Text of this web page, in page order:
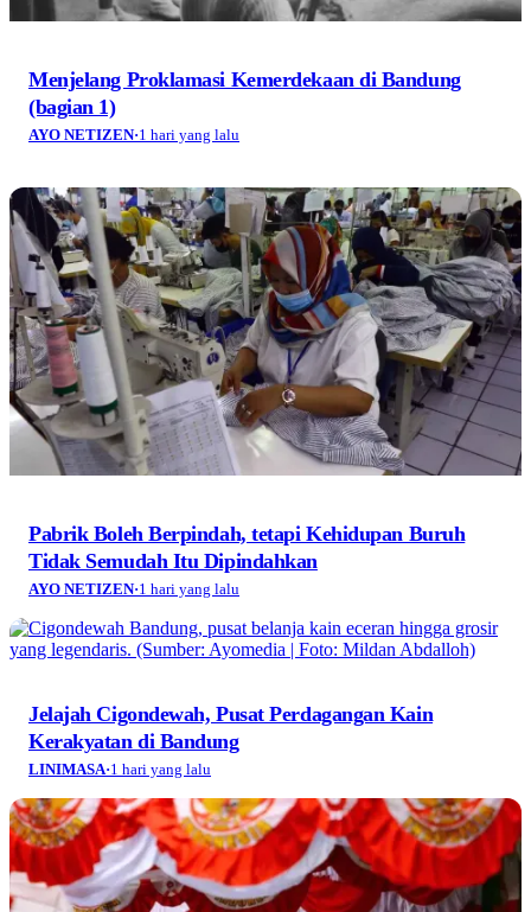
Menjelang Proklamasi Kemerdekaan di Bandung
(bagian 1)
AYO NETIZEN·1 hari yang lalu
Pabrik Boleh Berpindah, tetapi Kehidupan Buruh
Tidak Semudah Itu Dipindahkan
AYO NETIZEN·1 hari yang lalu
Jelajah Cigondewah, Pusat Perdagangan Kain
Kerakyatan di Bandung
LINIMASA·1 hari yang lalu